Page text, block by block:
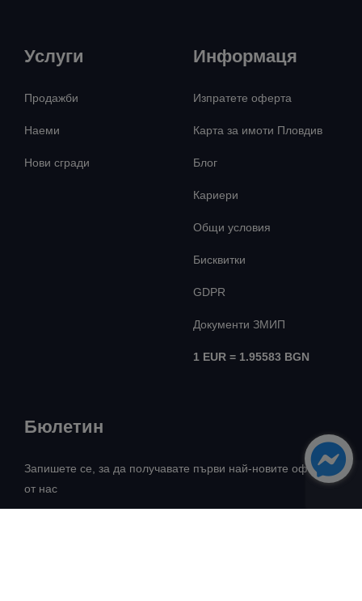
Услуги
Продажби
Наеми
Нови сгради
Информаця
Изпратете оферта
Карта за имоти Пловдив
Блог
Кариери
Общи условия
Бисквитки
GDPR
Документи ЗМИП
1 EUR = 1.95583 BGN
Бюлетин
Запишете се, за да получавате първи най-новите оферти
от нас